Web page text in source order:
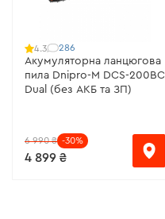
4.3 286
Акумуляторна ланцюгова
пила Dnipro-M DCS-200BC
Dual (без АКБ та ЗП)
6 990 ₴ -30%
4 899 ₴